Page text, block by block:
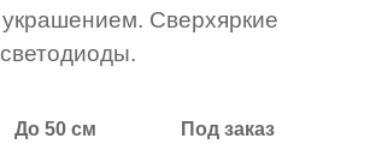
Сверхяркие
До 50 см
Под заказ